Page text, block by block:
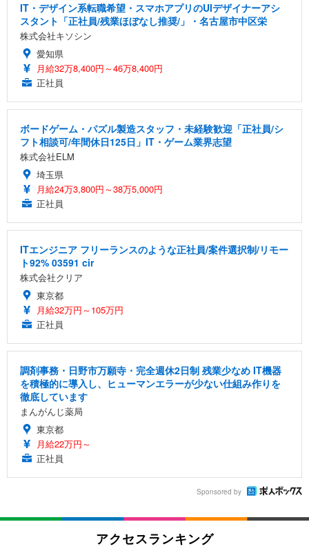
IT・デザイン系転職希望・スマホアプリのUIデザイナーアシ
スタント「正社員/残業ほぼなし推奨/」・名古屋市中区栄
株式会社キソシン
愛知県
月給32万8,400円～46万8,400円
正社員
ボードゲーム・パズル製造スタッフ・未経験歓迎「正社員/シ
フト相談可/年間休日125日」IT・ゲーム業界志望
株式会社ELM
埼玉県
月給24万3,800円～38万5,000円
正社員
ITエンジニア フリーランスのような正社員/案件選択制/リモー
ト92% 03591 cir
株式会社クリア
東京都
月給32万円～105万円
正社員
調剤事務・日野市万願寺・完全週休2日制 残業少なめ IT機器
を積極的に導入し、ヒューマンエラーが少ない仕組み作りを
徹底しています
まんがんじ薬局
東京都
月給22万円～
正社員
Sponsored by
アクセスランキング